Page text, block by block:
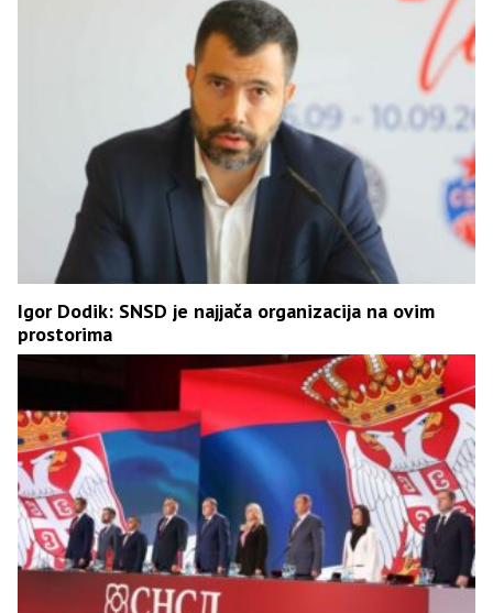
Igor Dodik: SNSD je najjača organizacija na ovim
prostorima